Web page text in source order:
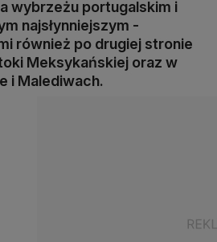
wybrzeżu portugalskim i
najsłynniejszym -
również po drugiej stronie
Meksykańskiej oraz w
i Malediwach.